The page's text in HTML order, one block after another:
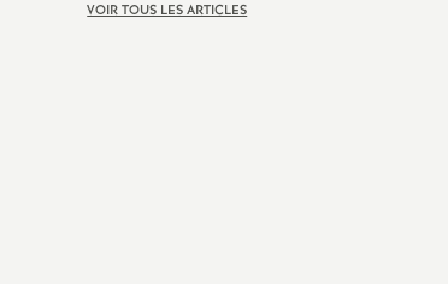
VOIR TOUS LES ARTICLES